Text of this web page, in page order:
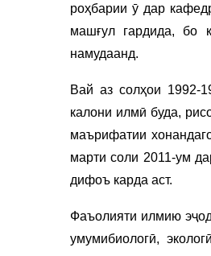
роҳбарии ӯ дар
машғул гардида, бо
намудаанд.
Вай аз солҳои 1992-
калони илмӣ буда,
маърифатии
марти соли 2011-ум
дифоъ карда аст.
Фаъолияти илмию
умумибиологӣ,